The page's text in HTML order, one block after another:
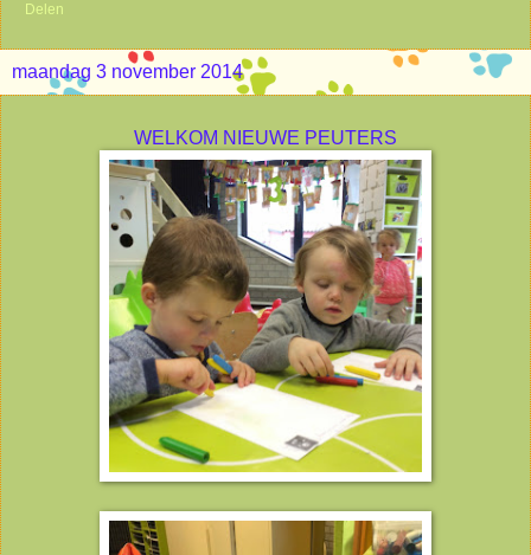
Delen
maandag 3 november 2014
WELKOM NIEUWE PEUTERS